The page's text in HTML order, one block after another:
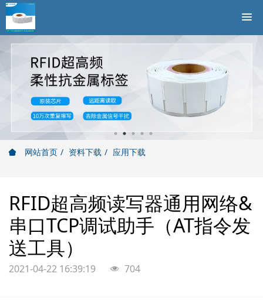
网站首页 资料下载 应用下载
RFID超高频读写器通用网络&
串口TCP调试助手（AT指令发
送工具）
2021-04-22 16:39:19 704